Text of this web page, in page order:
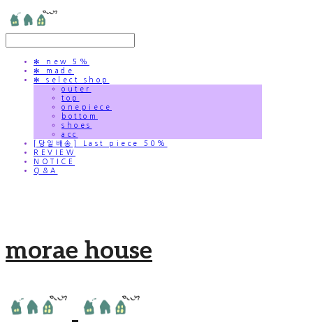
✻ new 5%
✻ made
✻ select shop
outer
top
onepiece
bottom
shoes
acc
[당일배송] Last piece 50%
REVIEW
NOTICE
Q&A
morae house